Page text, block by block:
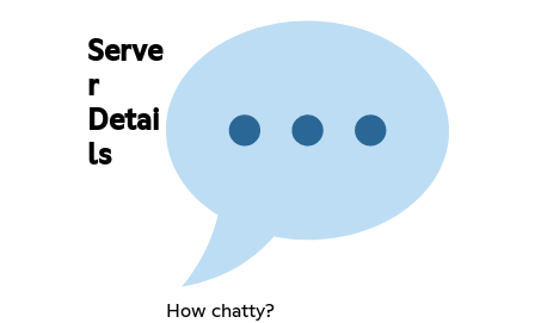
Serve
r
Detai
ls
How chatty?